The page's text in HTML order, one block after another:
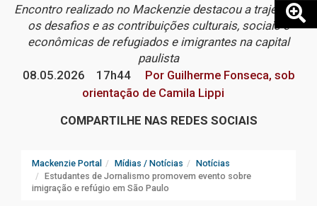
Encontro realizado no Mackenzie destacou a trajetória,
os desafios e as contribuições culturais, sociais e
econômicas de refugiados e imigrantes na capital
paulista
08.05.2026
17h44
Por Guilherme Fonseca, sob
orientação de Camila Lippi
COMPARTILHE NAS REDES SOCIAIS
Mackenzie Portal Mídias / Notícias
Notícias
Estudantes de Jornalismo promovem evento sobre
imigração e refúgio em São Paulo